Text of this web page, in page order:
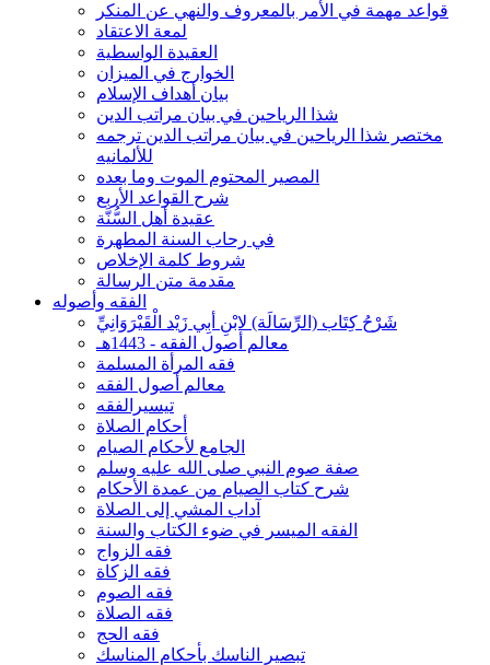
قواعد مهمة في الأمر بالمعروف والنهي عن المنكر
لمعة الاعتقاد
العقيدة الواسطية
الخوارج في الميزان
بيان أهداف الإسلام
شذا الرياحين في بيان مراتب الدين
مختصر شذا الرياحين في بيان مراتب الدين ترجمه
للألمانيه
المصير المحتوم الموت وما بعده
شرح القواعد الأربع
عقيدة أهل السُّنَّة
في رحاب السنة المطهرة
شروط كلمة الإخلاص
مقدمة متن الرسالة
الفقه وأصوله
شَرْحُ كِتَاب (الرِّسَالَة) لابْنِ أبِي زَيْد الْقَيْرَوَانِيِّ
معالم أصول الفقه - 1443هـ
فقه المرأة المسلمة
معالم أصول الفقه
تيسيرالفقه
أحكام الصلاة
الجامع لأحكام الصيام
صفة صوم النبي صلى الله عليه وسلم
شرح كتاب الصيام من عمدة الأحكام
آداب المشي إلى الصلاة
الفقه الميسر في ضوء الكتاب والسنة
فقه الزواج
فقه الزكاة
فقه الصوم
فقه الصلاة
فقه الحج
تبصير الناسك بأحكام المناسك